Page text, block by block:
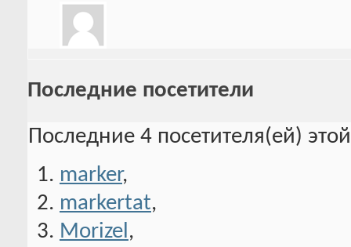
Последние посетители
Последние 4 посетителя(ей)
marker,
markertat,
Morizel ,